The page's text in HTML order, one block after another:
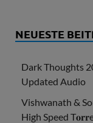
NEUESTE
Dark Thoughts
Updated Audio
Vishwanath &
High Speed